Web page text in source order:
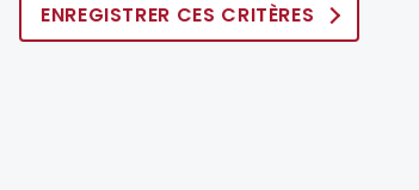
ENREGISTRER CES CRITÈRES